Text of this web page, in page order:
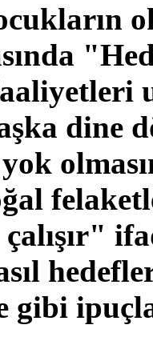
dine
gibi